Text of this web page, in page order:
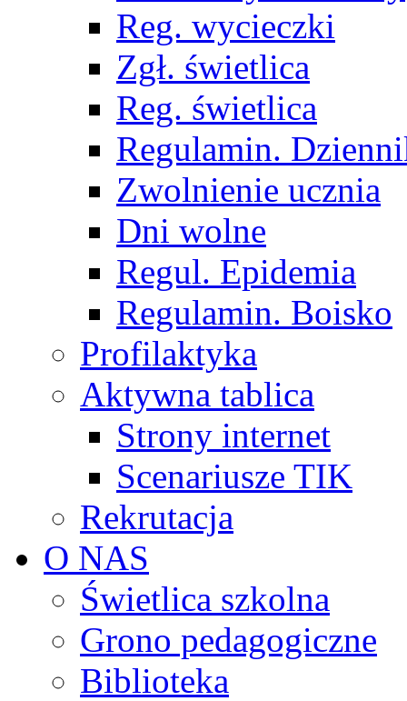
Reg. wycieczki
Zgł. świetlica
Reg. świetlica
Regulamin.
Zwolnienie ucznia
Dni wolne
Regul. Epidemia
Regulamin. Boisko
Profilaktyka
Aktywna tablica
Strony internet
Scenariusze TIK
Rekrutacja
O NAS
Świetlica szkolna
Grono pedagogiczne
Biblioteka